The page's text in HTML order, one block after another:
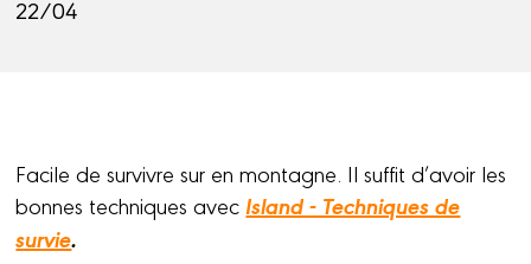
22/04
Facile de survivre sur en montagne. Il suffit d’avoir les
bonnes techniques avec Island - Techniques de
survie.